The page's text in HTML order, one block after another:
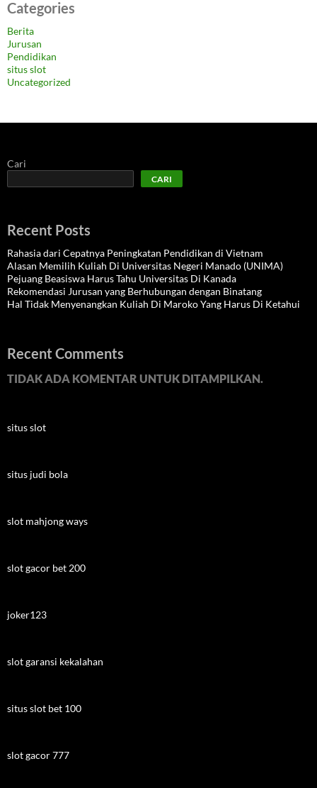
Categories
Berita
Jurusan
Pendidikan
situs slot
Uncategorized
Cari
CARI
Recent Posts
Rahasia dari Cepatnya Peningkatan Pendidikan di Vietnam
Alasan Memilih Kuliah Di Universitas Negeri Manado (UNIMA)
Pejuang Beasiswa Harus Tahu Universitas Di Kanada
Rekomendasi Jurusan yang Berhubungan dengan Binatang
Hal Tidak Menyenangkan Kuliah Di Maroko Yang Harus Di Ketahui
Recent Comments
TIDAK ADA KOMENTAR UNTUK DITAMPILKAN.
situs slot
situs judi bola
slot mahjong ways
slot gacor bet 200
joker123
slot garansi kekalahan
situs slot bet 100
slot gacor 777